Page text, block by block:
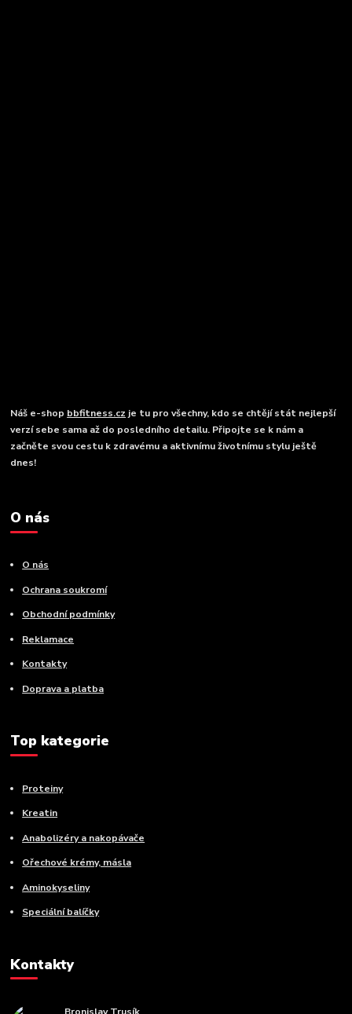
Náš e-shop bbfitness.cz je tu pro všechny, kdo se chtějí stát nejlepší
verzí sebe sama až do posledního detailu. Připojte se k nám a
začněte svou cestu k zdravému a aktivnímu životnímu stylu ještě
dnes!
O nás
O nás
Ochrana soukromí
Obchodní podmínky
Reklamace
Kontakty
Doprava a platba
Top kategorie
Proteiny
Kreatin
Anabolizéry a nakopávače
Ořechové krémy, másla
Aminokyseliny
Speciální balíčky
Kontakty